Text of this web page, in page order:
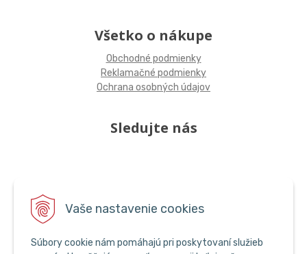
Vaše nastavenie cookies
Súbory cookie nám pomáhajú pri poskytovaní služieb
Všetko o nákupe
Obchodné podmienky
Reklamačné podmienky
Ochrana osobných údajov
Sledujte nás